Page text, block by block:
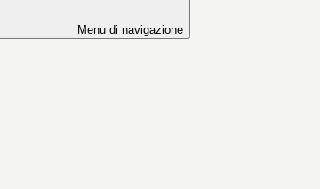
Menu di navigazione